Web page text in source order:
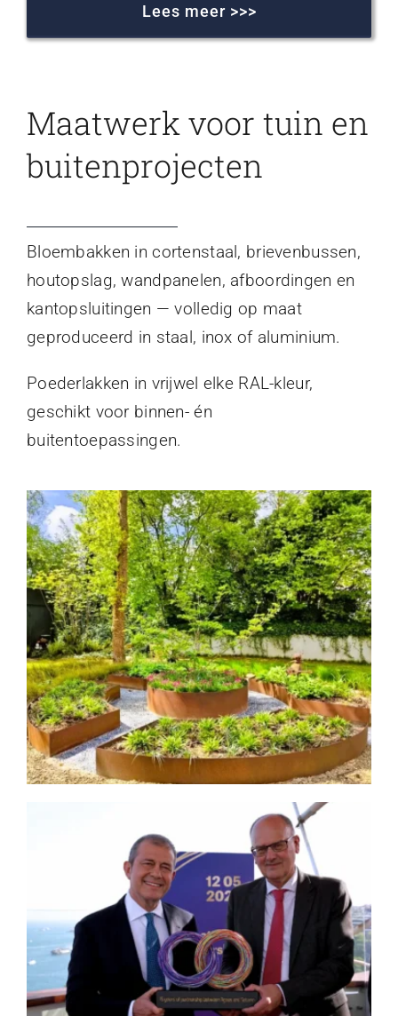
Lees meer >>>
Maatwerk voor tuin en
buitenprojecten
Bloembakken in cortenstaal, brievenbussen,
houtopslag, wandpanelen, afboordingen en
kantopsluitingen — volledig op maat
geproduceerd in staal, inox of aluminium.
Poederlakken in vrijwel elke RAL-kleur,
geschikt voor binnen- én
buitentoepassingen.